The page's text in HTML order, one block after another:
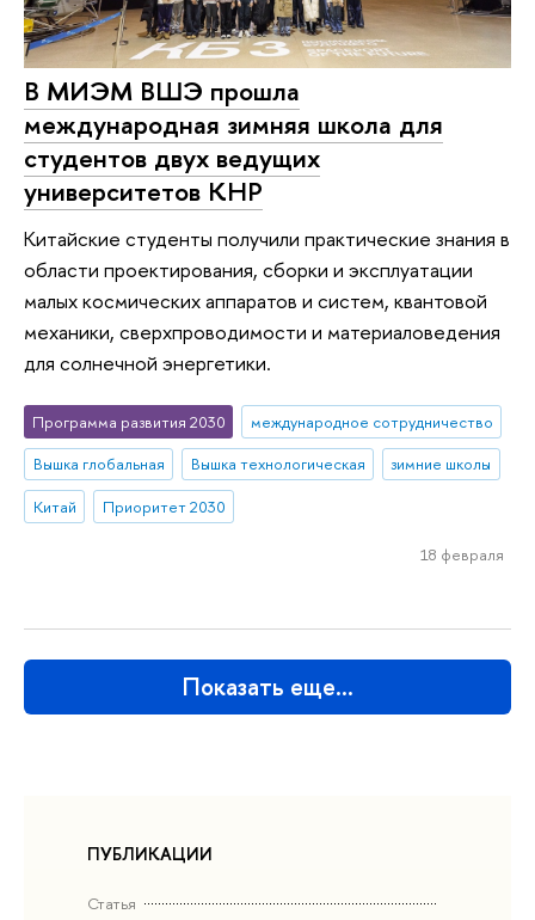
ПУБЛИКАЦИИ
Статья
В МИЭМ ВШЭ прошла
международная зимняя школа для
студентов двух ведущих
университетов КНР
Китайские студенты получили практические знания в
области проектирования, сборки и эксплуатации
малых космических аппаратов и систем, квантовой
механики, сверхпроводимости и материаловедения
для солнечной энергетики.
Программа развития 2030
международное сотрудничество
Вышка глобальная
Вышка технологическая
зимние школы
Китай
Приоритет 2030
18 февраля
Показать еще…